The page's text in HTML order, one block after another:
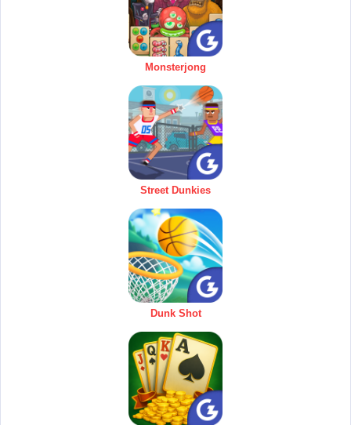
Monsterjong
Street Dunkies
Dunk Shot